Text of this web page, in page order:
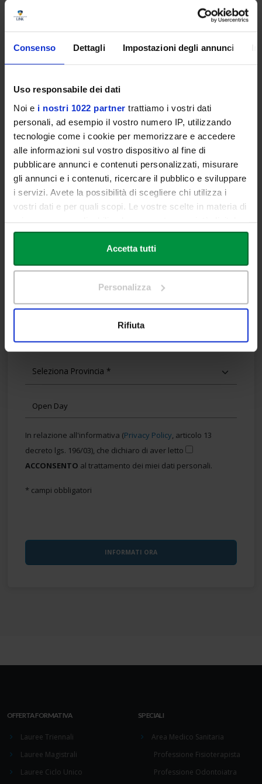
Consenso Dettagli Impostazioni degli annunci
Uso responsabile dei dati
Noi e i nostri 1022 partner trattiamo i vostri dati
personali, ad esempio il vostro numero IP, utilizzando
tecnologie come i cookie per memorizzare e accedere
alle informazioni sul vostro dispositivo al fine di
pubblicare annunci e contenuti personalizzati, misurare
gli annunci e i contenuti, ricercare il pubblico e sviluppare
i servizi. Avete la possibilità di scegliere chi utilizza i
vostri dati e per quali scopi. Le vostre scelte in materia di
in cui avete effettuato le vostre scelte. È possibile
modificare o revocare il proprio consenso in qualsiasi
momento dalla Dichiarazione sui cookie o facendo clic
Con il tuo consenso, vorremmo anche:
raccogliere informazioni sulla tua posizione
attivamente alla ricerca di caratteristiche specifiche
Approfondisci come vengono elaborati i tuoi dati personali
e imposta le tue preferenze nellasezione dettagli. Puoi
modificare o ritirare il tuo consenso in qualsiasi momento
dalla Dichiarazione sui cookie.
annunci, per fornire funzionalità dei social media e per
pubblicità e social media, i quali potrebbero combinarle
con altre informazioni che ha fornito loro o che hanno
Accetta tutti
Personalizza
Rifiuta
Durante l'evento avrai modo di approfondire tutti i percorsi di
studio offerti dal nostro Ateneo, dialogando direttamente con i
può offrirti per il tuo futuro.
REGISTRATI ORA!
Gratuitamente e Senza Impegno
TELEFONO
In relazione all'informativa (Privacy Policy, articolo 13
decreto lgs. 196/03), che dichiaro di aver letto
ACCONSENTO al trattamento dei miei dati personali.
* campi obbligatori
OFFERTA FORMATIVA
Lauree Triennali
Lauree Magistrali
Lauree Ciclo Unico
SPECIALI
Area Medico Sanitaria
Professione Fisioterapista
Professione Odontoiatra